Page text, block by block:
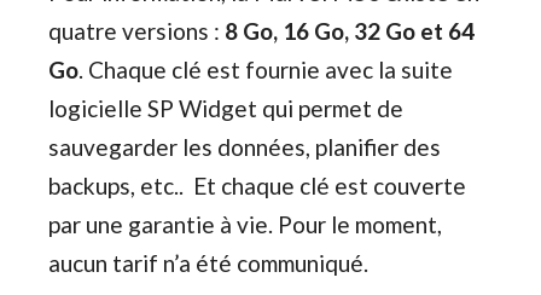
quatre versions : 8 Go, 16 Go, 32 Go et 64
Go. Chaque clé est fournie avec la suite
logicielle SP Widget qui permet de
sauvegarder les données, planifier des
backups, etc.. Et chaque clé est couverte
par une garantie à vie. Pour le moment,
aucun tarif n’a été communiqué.